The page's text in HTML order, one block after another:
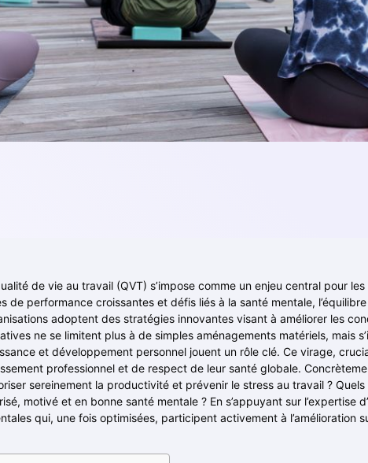
de vie au travail (QVT) s’impose comme un enjeu central pour
performance croissantes et défis liés à la santé mentale,
adoptent des stratégies innovantes visant à améliorer les
ne se limitent plus à de simples aménagements matériels, mais
et développement personnel jouent un rôle clé. Ce virage,
professionnel et de respect de leur santé globale.
sereinement la productivité et prévenir le stress au travail ?
motivé et en bonne santé mentale ? En s’appuyant sur l’expertise
qui, une fois optimisées, participent activement à l’amélioration